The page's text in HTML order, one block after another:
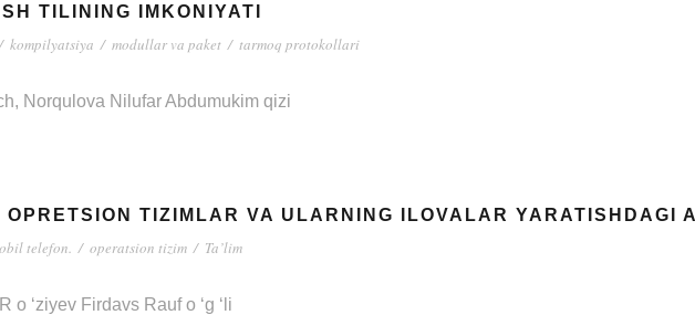
TILINING IMKONIYATI
/ kompilyatsiya / modullar va paket / tarmoq protokollari
Norqulova Nilufar Abdumukim qizi
TIZIMLAR VA ULARNING ILOVALAR YARATISHDAGI
telefon. / operatsion tizim / Ta’lim
‘ziyev Firdavs Rauf o ‘g ‘li